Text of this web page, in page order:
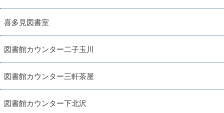
喜多見図書室
図書館カウンター二子玉川
図書館カウンター三軒茶屋
図書館カウンター下北沢